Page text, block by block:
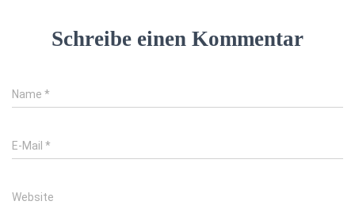
Schreibe einen Kommentar
Name *
E-Mail *
Website